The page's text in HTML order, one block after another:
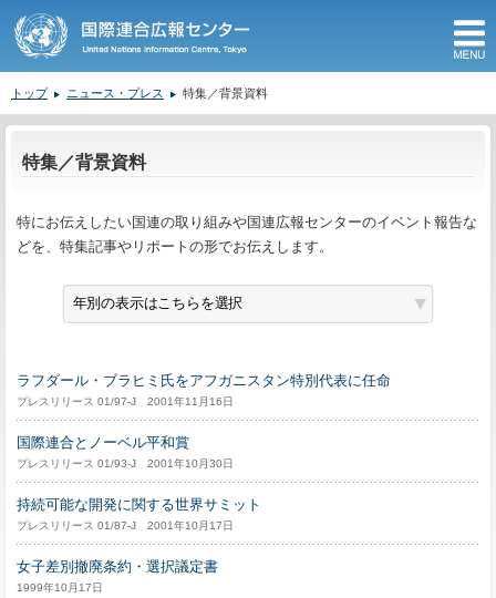
トップ ニュース・プレス 特集／背景資料
特集／背景資料
特にお伝えしたい国連の取り組みや国連広報センターのイベント報告な
どを、特集記事やリポートの形でお伝えします。
ラフダール・ブラヒミ氏をアフガニスタン特別代表に任命
プレスリリース 01/97-J 2001年11月16日
国際連合とノーベル平和賞
プレスリリース 01/93-J 2001年10月30日
持続可能な開発に関する世界サミット
プレスリリース 01/87-J 2001年10月17日
女子差別撤廃条約・選択議定書
1999年10月17日